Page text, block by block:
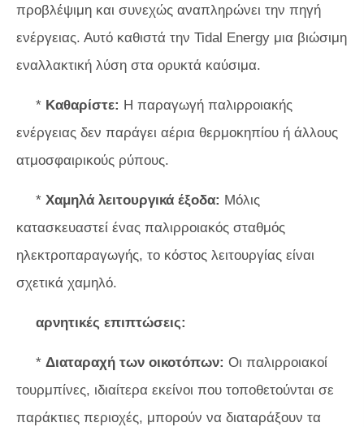
προβλέψιμη και συνεχώς αναπληρώνει την πηγή
ενέργειας. Αυτό καθιστά την Tidal Energy μια βιώσιμη
εναλλακτική λύση στα ορυκτά καύσιμα.
* Καθαρίστε: Η παραγωγή παλιρροιακής
ενέργειας δεν παράγει αέρια θερμοκηπίου ή άλλους
ατμοσφαιρικούς ρύπους.
* Χαμηλά λειτουργικά έξοδα: Μόλις
κατασκευαστεί ένας παλιρροιακός σταθμός
ηλεκτροπαραγωγής, το κόστος λειτουργίας είναι
σχετικά χαμηλό.
αρνητικές επιπτώσεις:
* Διαταραχή των οικοτόπων: Οι παλιρροιακοί
τουρμπίνες, ιδιαίτερα εκείνοι που τοποθετούνται σε
παράκτιες περιοχές, μπορούν να διαταράξουν τα